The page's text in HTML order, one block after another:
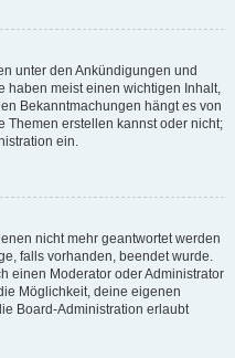
unter den Ankündigungen und
haben meist einen wichtigen Inhalt,
Bekanntmachungen hängt es von
Themen erstellen kannst oder nicht;
ein.
nicht mehr geantwortet werden
falls vorhanden, beendet wurde.
einen Moderator oder Administrator
Möglichkeit, deine eigenen
Board-Administration erlaubt